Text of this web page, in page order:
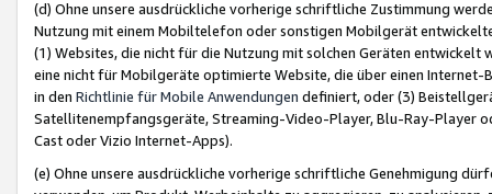
(d) Ohne unsere ausdrückliche vorherige schriftliche Zustimmung
Nutzung mit einem Mobiltelefon oder sonstigen Mobilgerät
(1) Websites, die nicht für die Nutzung mit solchen Geräten
eine nicht für Mobilgeräte optimierte Website, die über einen
in den Richtlinie für Mobile Anwendungen definiert, oder (3)
Satellitenempfangsgeräte, Streaming-Video-Player, Blu-Ray-Player
Cast oder Vizio Internet-Apps).
(e) Ohne unsere ausdrückliche vorherige schriftliche Genehmigung